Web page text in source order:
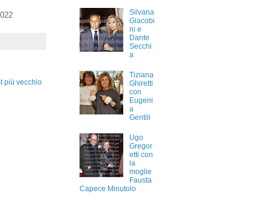
più vecchio
Silvana
Giacobi
ni e
Dante
Secchi
a
Tiziana
Ghiretti
con
Eugeni
a
Gentili
Ugo
Gregor
etti con
la
moglie
Fausta
Capece Minutolo